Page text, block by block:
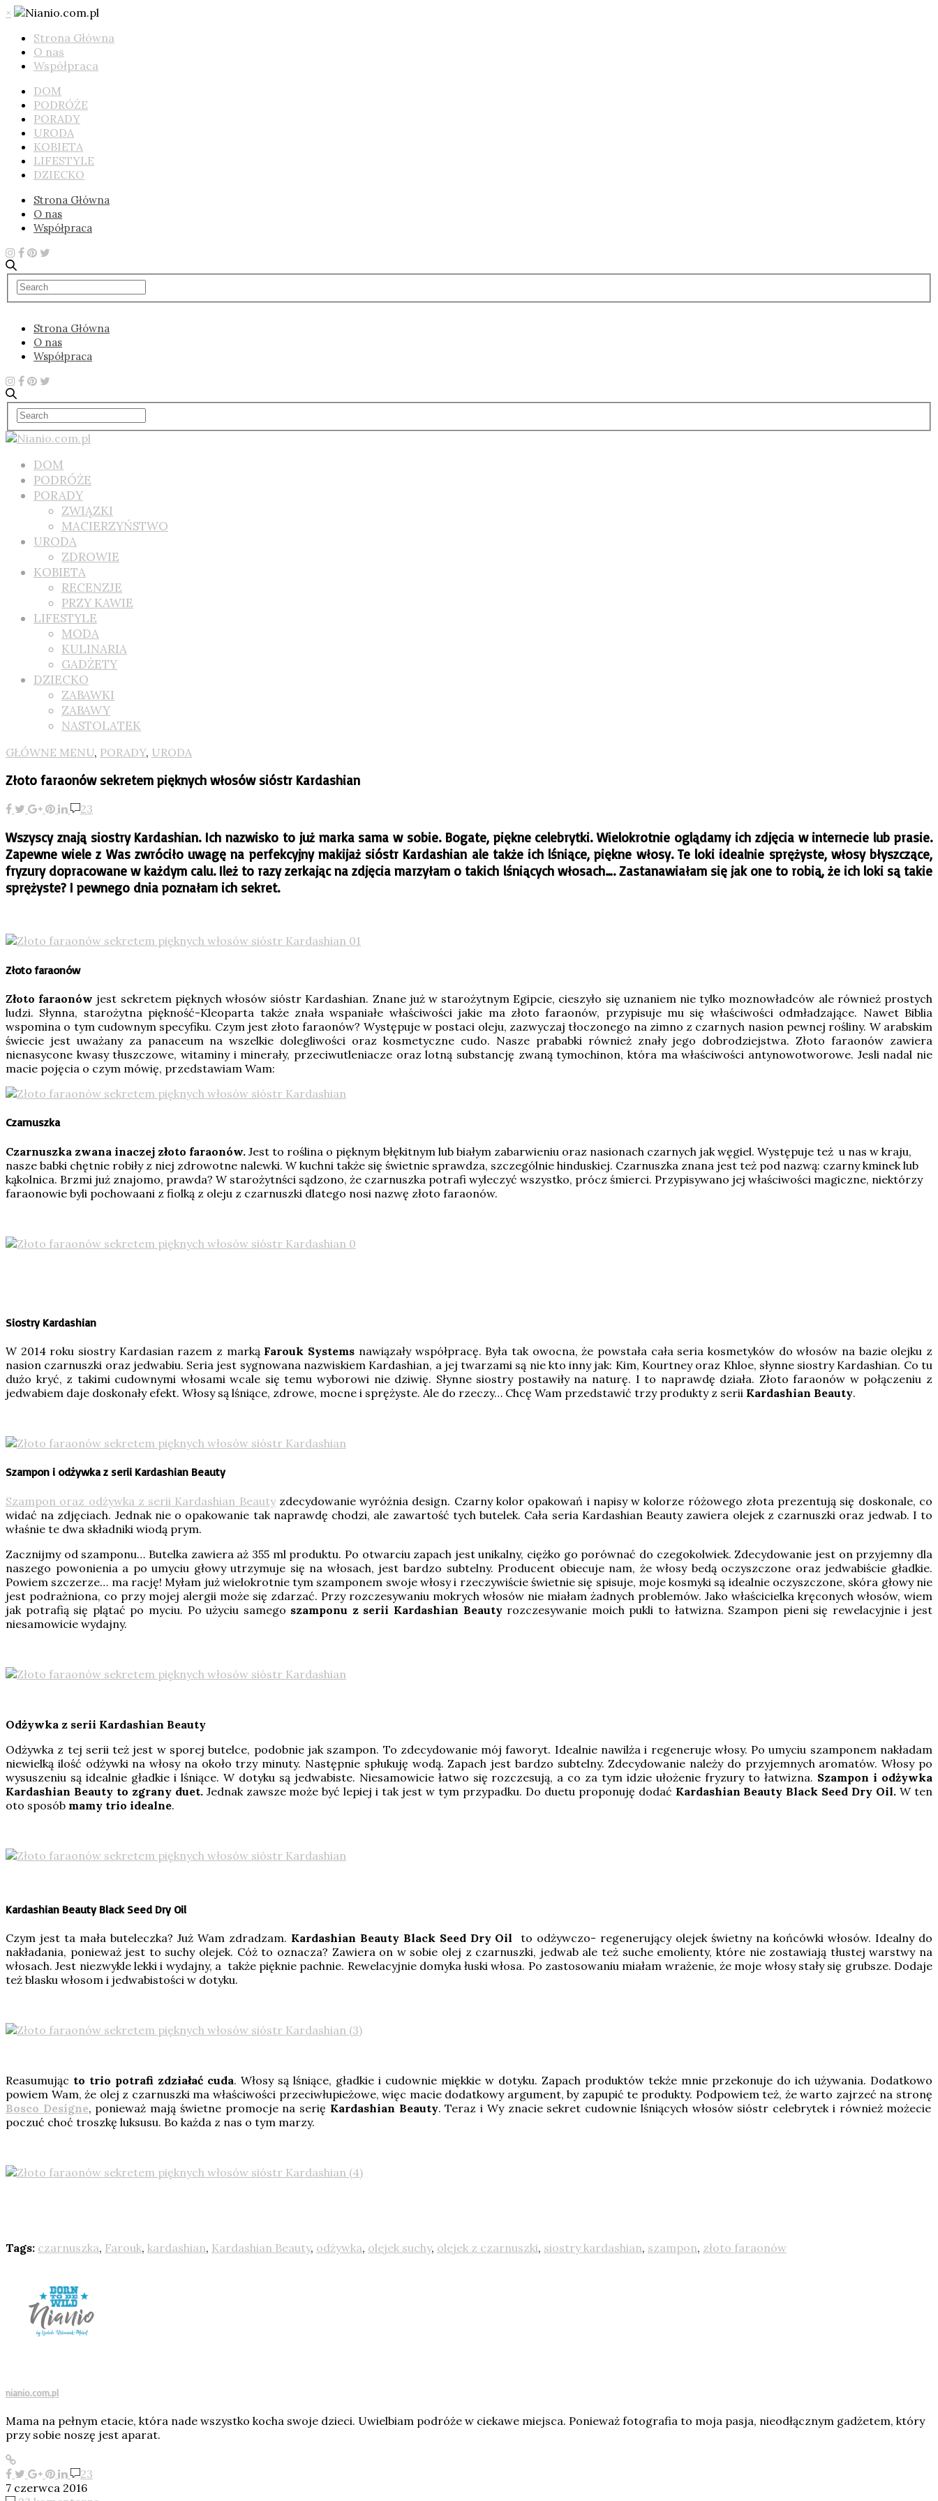
×
Strona Główna
O nas
Współpraca
DOM
PODRÓŻE
PORADY
URODA
KOBIETA
LIFESTYLE
DZIECKO
Strona Główna
O nas
Współpraca
Strona Główna
O nas
Współpraca
DOM
PODRÓŻE
PORADY
ZWIĄZKI
MACIERZYŃSTWO
URODA
ZDROWIE
KOBIETA
RECENZJE
PRZY KAWIE
LIFESTYLE
MODA
KULINARIA
GADŻETY
DZIECKO
ZABAWKI
ZABAWY
NASTOLATEK
GŁÓWNE MENU, PORADY, URODA
Złoto faraonów sekretem pięknych włosów sióstr Kardashian
23
Wszyscy znają siostry Kardashian. Ich nazwisko to już marka sama w sobie. Bogate, piękne celebrytki. Wielokrotnie oglądamy ich zdjęcia w internecie lub prasie.
Zapewne wiele z Was zwróciło uwagę na perfekcyjny makijaż sióstr Kardashian ale także ich lśniące, piękne włosy. Te loki idealnie sprężyste, włosy błyszczące,
fryzury dopracowane w każdym calu. Ileż to razy zerkając na zdjęcia marzyłam o takich lśniących włosach…. Zastanawiałam się jak one to robią, że ich loki są takie
sprężyste? I pewnego dnia poznałam ich sekret.
Złoto faraonów
Złoto faraonów jest sekretem pięknych włosów sióstr Kardashian. Znane już w starożytnym Egipcie, cieszyło się uznaniem nie tylko moznowładców ale również prostych
ludzi. Słynna, starożytna piękność-Kleoparta także znała wspaniałe właściwości jakie ma złoto faraonów, przypisuje mu się właściwości odmładzające. Nawet Biblia
wspomina o tym cudownym specyfiku. Czym jest złoto faraonów? Występuje w postaci oleju, zazwyczaj tłoczonego na zimno z czarnych nasion pewnej rośliny. W arabskim
świecie jest uważany za panaceum na wszelkie dolegliwości oraz kosmetyczne cudo. Nasze prababki również znały jego dobrodziejstwa. Złoto faraonów zawiera
nienasycone kwasy tłuszczowe, witaminy i minerały, przeciwutleniacze oraz lotną substancję zwaną tymochinon, która ma właściwości antynowotworowe. Jesli nadal nie
macie pojęcia o czym mówię, przedstawiam Wam:
Czarnuszka
Czarnuszka zwana inaczej złoto faraonów. Jest to roślina o pięknym błękitnym lub białym zabarwieniu oraz nasionach czarnych jak węgiel. Występuje też u nas w kraju,
nasze babki chętnie robiły z niej zdrowotne nalewki. W kuchni także się świetnie sprawdza, szczególnie hinduskiej. Czarnuszka znana jest też pod nazwą: czarny kminek lub
kąkolnica. Brzmi już znajomo, prawda? W starożytnści sądzono, że czarnuszka potrafi wyleczyć wszystko, prócz śmierci. Przypisywano jej właściwości magiczne, niektórzy
faraonowie byli pochowaani z fiolką z oleju z czarnuszki dlatego nosi nazwę złoto faraonów.
Siostry Kardashian
W 2014 roku siostry Kardasian razem z marką Farouk Systems nawiązały współpracę. Była tak owocna, że powstała cała seria kosmetyków do włosów na bazie olejku z
nasion czarnuszki oraz jedwabiu. Seria jest sygnowana nazwiskiem Kardashian, a jej twarzami są nie kto inny jak: Kim, Kourtney oraz Khloe, słynne siostry Kardashian. Co tu
dużo kryć, z takimi cudownymi włosami wcale się temu wyborowi nie dziwię. Słynne siostry postawiły na naturę. I to naprawdę działa. Złoto faraonów w połączeniu z
jedwabiem daje doskonały efekt. Włosy są lśniące, zdrowe, mocne i sprężyste. Ale do rzeczy… Chcę Wam przedstawić trzy produkty z serii Kardashian Beauty.
Szampon i odżywka z serii Kardashian Beauty
Szampon oraz odżywka z serii Kardashian Beautyzdecydowanie wyróżnia design. Czarny kolor opakowań i napisy w kolorze różowego złota prezentują się doskonale, co
widać na zdjęciach. Jednak nie o opakowanie tak naprawdę chodzi, ale zawartość tych butelek. Cała seria Kardashian Beauty zawiera olejek z czarnuszki oraz jedwab. I to
właśnie te dwa składniki wiodą prym.
Zacznijmy od szamponu… Butelka zawiera aż 355 ml produktu. Po otwarciu zapach jest unikalny, ciężko go porównać do czegokolwiek. Zdecydowanie jest on przyjemny dla
naszego powonienia a po umyciu głowy utrzymuje się na włosach, jest bardzo subtelny. Producent obiecuje nam, że włosy bedą oczyszczone oraz jedwabiście gładkie.
Powiem szczerze… ma rację! Myłam już wielokrotnie tym szamponem swoje włosy i rzeczywiście świetnie się spisuje, moje kosmyki są idealnie oczyszczone, skóra głowy nie
jest podrażniona, co przy mojej alergii może się zdarzać. Przy rozczesywaniu mokrych włosów nie miałam żadnych problemów. Jako właścicielka kręconych włosów, wiem
jak potrafią się plątać po myciu. Po użyciu samego szamponu z serii Kardashian Beautyrozczesywanie moich pukli to łatwizna. Szampon pieni się rewelacyjnie i jest
niesamowicie wydajny.
Odżywka z serii Kardashian Beauty
Odżywka z tej serii też jest w sporej butelce, podobnie jak szampon. To zdecydowanie mój faworyt. Idealnie nawilża i regeneruje włosy. Po umyciu szamponem nakładam
niewielką ilość odżywki na włosy na około trzy minuty. Następnie spłukuję wodą. Zapach jest bardzo subtelny. Zdecydowanie należy do przyjemnych aromatów. Włosy po
wysuszeniu są idealnie gładkie i lśniące. W dotyku są jedwabiste. Niesamowicie łatwo się rozczesują, a co za tym idzie ułożenie fryzury to łatwizna. Szampon i odżywka
Kardashian Beauty to zgrany duet. Jednak zawsze może być lepiej i tak jest w tym przypadku. Do duetu proponuję dodać Kardashian Beauty Black Seed Dry Oil.W ten
oto sposób mamy trio idealne.
Kardashian Beauty Black Seed Dry Oil
Czym jest ta mała buteleczka? Już Wam zdradzam. Kardashian Beauty Black Seed Dry Oil to odżywczo- regenerujący olejek świetny na końcówki włosów. Idealny do
nakładania, ponieważ jest to suchy olejek. Cóż to oznacza? Zawiera on w sobie olej z czarnuszki, jedwab ale też suche emolienty, które nie zostawiają tłustej warstwy na
włosach. Jest niezwykle lekki i wydajny, a także pięknie pachnie. Rewelacyjnie domyka łuski włosa. Po zastosowaniu miałam wrażenie, że moje włosy stały się grubsze. Dodaje
też blasku włosom i jedwabistości w dotyku.
Reasumując to trio potrafi zdziałać cuda. Włosy są lśniące, gładkie i cudownie miękkie w dotyku. Zapach produktów tekże mnie przekonuje do ich używania. Dodatkowo
powiem Wam, że olej z czarnuszki ma właściwości przeciwłupieżowe, więc macie dodatkowy argument, by zapupić te produkty. Podpowiem też, że warto zajrzeć na stronę
Bosco Designe, ponieważ mają świetne promocje na serię Kardashian Beauty. Teraz i Wy znacie sekret cudownie lśniących włosów sióstr celebrytek i również możecie
poczuć choć troszkę luksusu. Bo każda z nas o tym marzy.
Tags: czarnuszka, Farouk, kardashian, Kardashian Beauty, odżywka, olejek suchy, olejek z czarnuszki, siostry kardashian, szampon, złoto faraonów
nianio.com.pl
Mama na pełnym etacie, która nade wszystko kocha swoje dzieci. Uwielbiam podróże w ciekawe miejsca. Ponieważ fotografia to moja pasja, nieodłącznym gadżetem, który
przy sobie noszę jest aparat.
23
7 czerwca 2016